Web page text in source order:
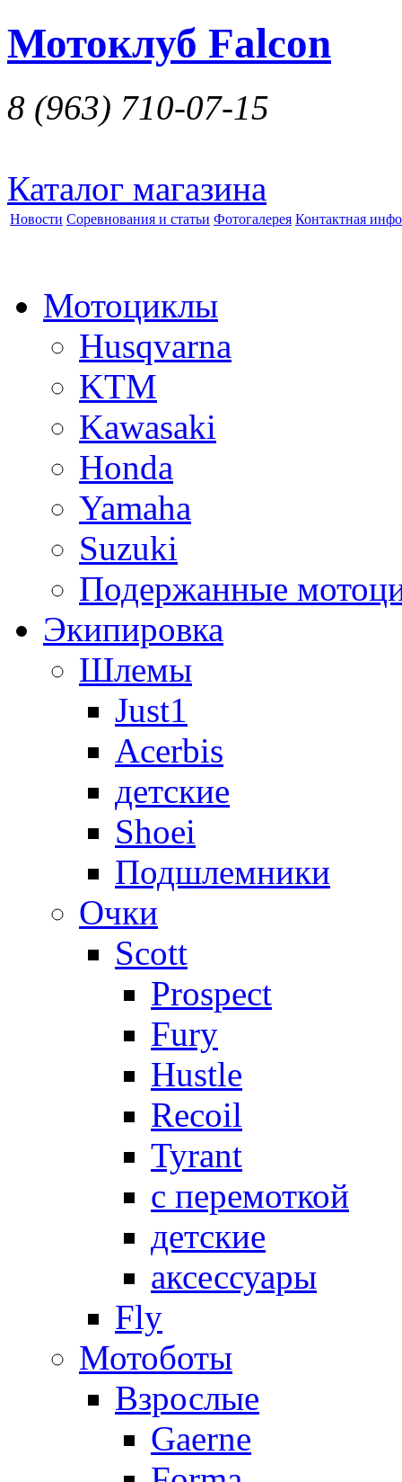
Мотоклуб Falcon
8 (963) 710-07-15
Каталог магазина
Новости Соревнования и статьи Фотогалерея Контактная
Мотоциклы
Husqvarna
KTM
Kawasaki
Honda
Yamaha
Suzuki
Подержанные
Экипировка
Шлемы
Just1
Acerbis
детские
Shoei
Подшлемники
Очки
Scott
Prospect
Fury
Hustle
Recoil
Tyrant
с перемоткой
детские
аксессуары
Fly
Мотоботы
Взрослые
Gaerne